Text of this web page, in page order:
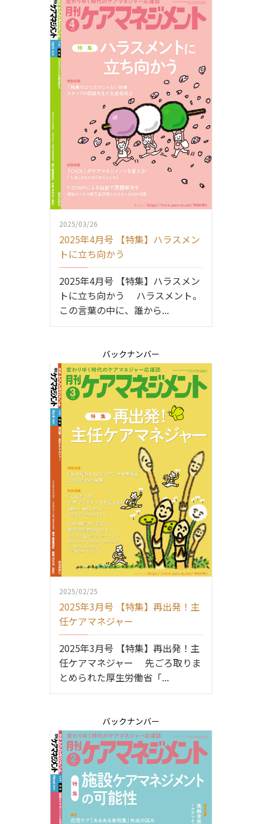
2025/03/26
2025年4月号 【特集】ハラスメン
トに立ち向かう
2025年4月号 【特集】ハラスメン
トに立ち向かう ハラスメント。
この言葉の中に、誰から...
バックナンバー
2025/02/25
2025年3月号 【特集】再出発！主
任ケアマネジャー
2025年3月号 【特集】再出発！主
任ケアマネジャー 先ごろ取りま
とめられた厚生労働省「...
バックナンバー